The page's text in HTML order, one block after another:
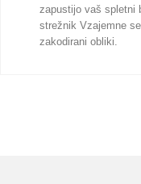
zapustijo vaš spletni
strežnik Vzajemne
zakodirani obliki.